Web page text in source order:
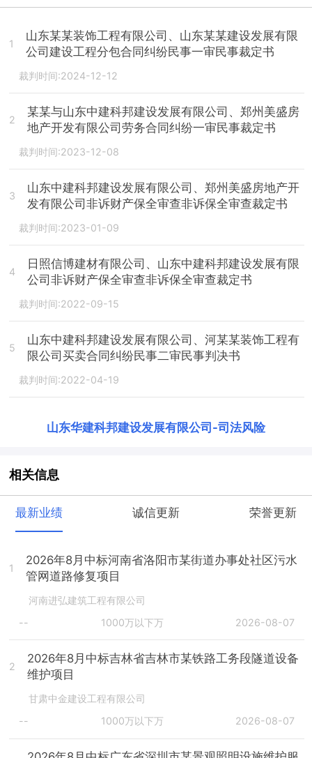
1
山东某某装饰工程有限公司、山东某某建设发展有限
公司建设工程分包合同纠纷民事一审民事裁定书
裁判时间:2024-12-12
2
某某与山东中建科邦建设发展有限公司、郑州美盛房
地产开发有限公司劳务合同纠纷一审民事裁定书
裁判时间:2023-12-08
3
山东中建科邦建设发展有限公司、郑州美盛房地产开
发有限公司非诉财产保全审查非诉保全审查裁定书
裁判时间:2023-01-09
4
日照信博建材有限公司、山东中建科邦建设发展有限
公司非诉财产保全审查非诉保全审查裁定书
裁判时间:2022-09-15
5
山东中建科邦建设发展有限公司、河某某装饰工程有
限公司买卖合同纠纷民事二审民事判决书
裁判时间:2022-04-19
山东华建科邦建设发展有限公司 -司法风险
相关信息
最新业绩 诚信更新 荣誉更新
1
2026年8月中标河南省洛阳市某街道办事处社区污水
管网道路修复项目
河南进弘建筑工程有限公司
--
1000万以下万 2026-08-07
2
2026年8月中标吉林省吉林市某铁路工务段隧道设备
维护项目
甘肃中金建设工程有限公司
--
1000万以下万 2026-08-07